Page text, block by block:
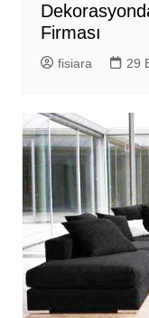
Firması
fisiara 29